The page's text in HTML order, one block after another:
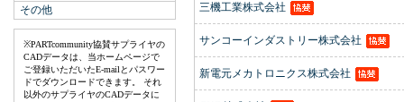
その他
※PARTcommunity協賛サプライヤの
CADデータは、当ホームページで
ご登録いただいたE-mailとパスワー
ドでダウンロードできます。 それ
以外のサプライヤのCADデータに
三機工業株式会社
サンコーインダストリー株式会社
新電元メカトロニクス株式会社